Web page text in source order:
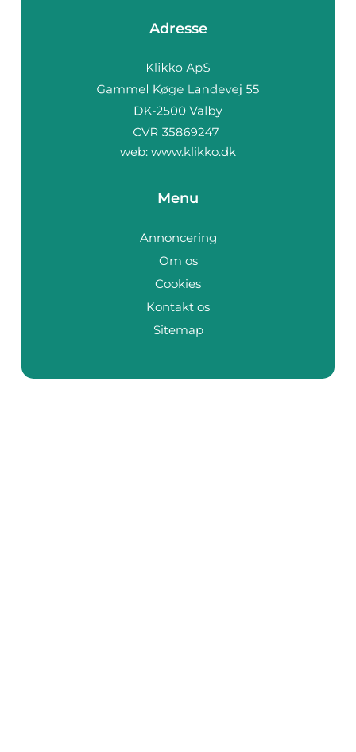
Adresse
web: www.klikko.dk
Menu
Annoncering
Om os
Cookies
Kontakt os
Sitemap